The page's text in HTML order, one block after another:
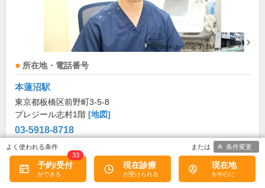
所在地・電話番号
本蓮沼駅
東京都板橋区前野町3-5-8
プレジール志村1階 [地図]
03-5918-8718
診療科目
循環器内科 呼吸器内科 糖尿病内科
予約/受付
33
現在診療 現在地
条件変更